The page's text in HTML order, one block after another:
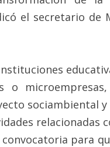
el secretario de
o
sociambiental
relacionadas
para